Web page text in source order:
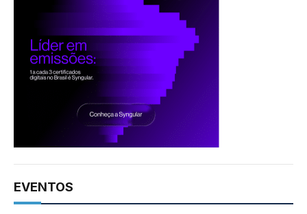
EVENTOS